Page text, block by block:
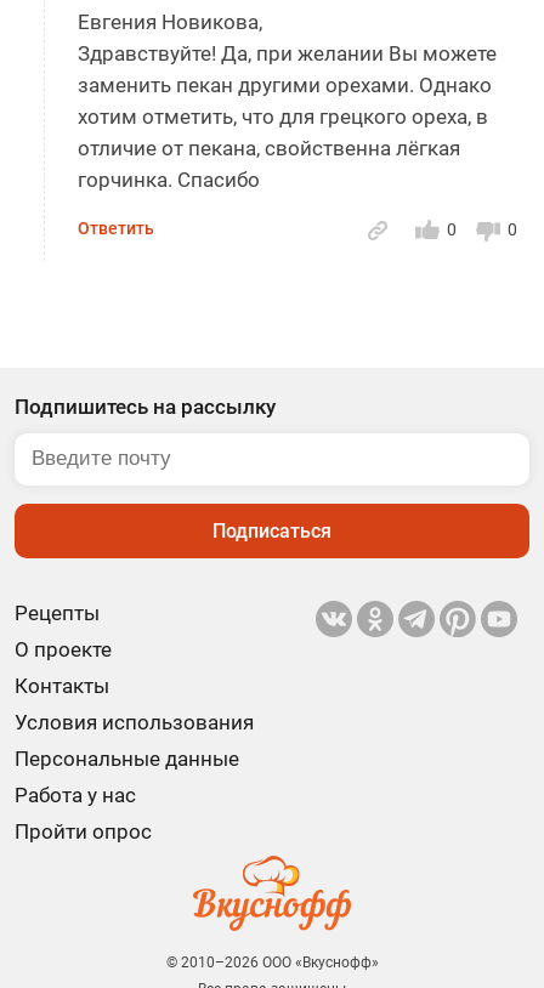
Евгения Новикова,
Здравствуйте! Да, при желании Вы можете
заменить пекан другими орехами. Однако
хотим отметить, что для грецкого ореха, в
отличие от пекана, свойственна лёгкая
горчинка. Спасибо
0
0
Ответить
Рецепты
О проекте
Контакты
Условия использования
Персональные данные
Работа у нас
Пройти опрос
Подпишитесь на рассылку
Подписаться
© 2010–2026 ООО «Вкуснофф»